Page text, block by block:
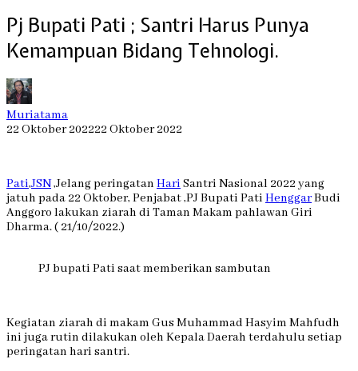
Pj Bupati Pati ; Santri Harus Punya
Kemampuan Bidang Tehnologi.
Muriatama
22 Oktober 202222 Oktober 2022
Pati,JSN,Jelang peringatan Hari Santri Nasional 2022 yang
jatuh pada 22 Oktober, Penjabat ,PJ Bupati Pati HenggarBudi
Anggoro lakukan ziarah di Taman Makam pahlawan Giri
Dharma. ( 21/10/2022.)
PJ bupati Pati saat memberikan sambutan
Kegiatan ziarah di makam Gus Muhammad Hasyim Mahfudh
ini juga rutin dilakukan oleh Kepala Daerah terdahulu setiap
peringatan hari santri.